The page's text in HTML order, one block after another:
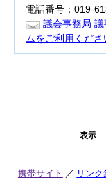
電話番号：019-
議会事務局
ムをご利用くださ
表示
携帯サイト リンク